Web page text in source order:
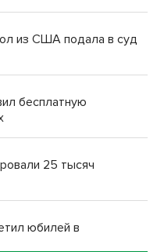
из США подала в суд
бесплатную
25 тысяч
юбилей в